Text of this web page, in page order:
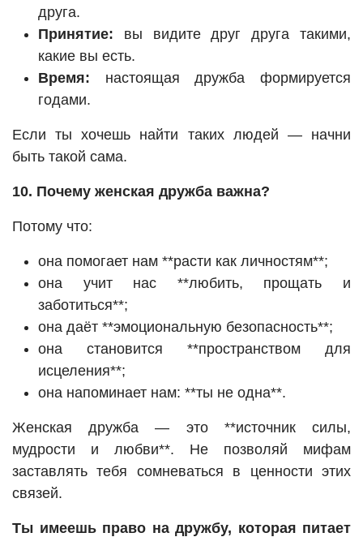
друга.
Принятие: вы видите друг друга такими,
какие вы есть.
Время: настоящая дружба формируется
годами.
Если ты хочешь найти таких людей — начни
быть такой сама.
10. Почему женская дружба важна?
Потому что:
она помогает нам **расти как личностям**;
она учит нас **любить, прощать и
заботиться**;
она даёт **эмоциональную безопасность**;
она становится **пространством для
исцеления**;
она напоминает нам: **ты не одна**.
Женская дружба — это **источник силы,
мудрости и любви**. Не позволяй мифам
заставлять тебя сомневаться в ценности этих
связей.
Ты имеешь право на дружбу, которая питает